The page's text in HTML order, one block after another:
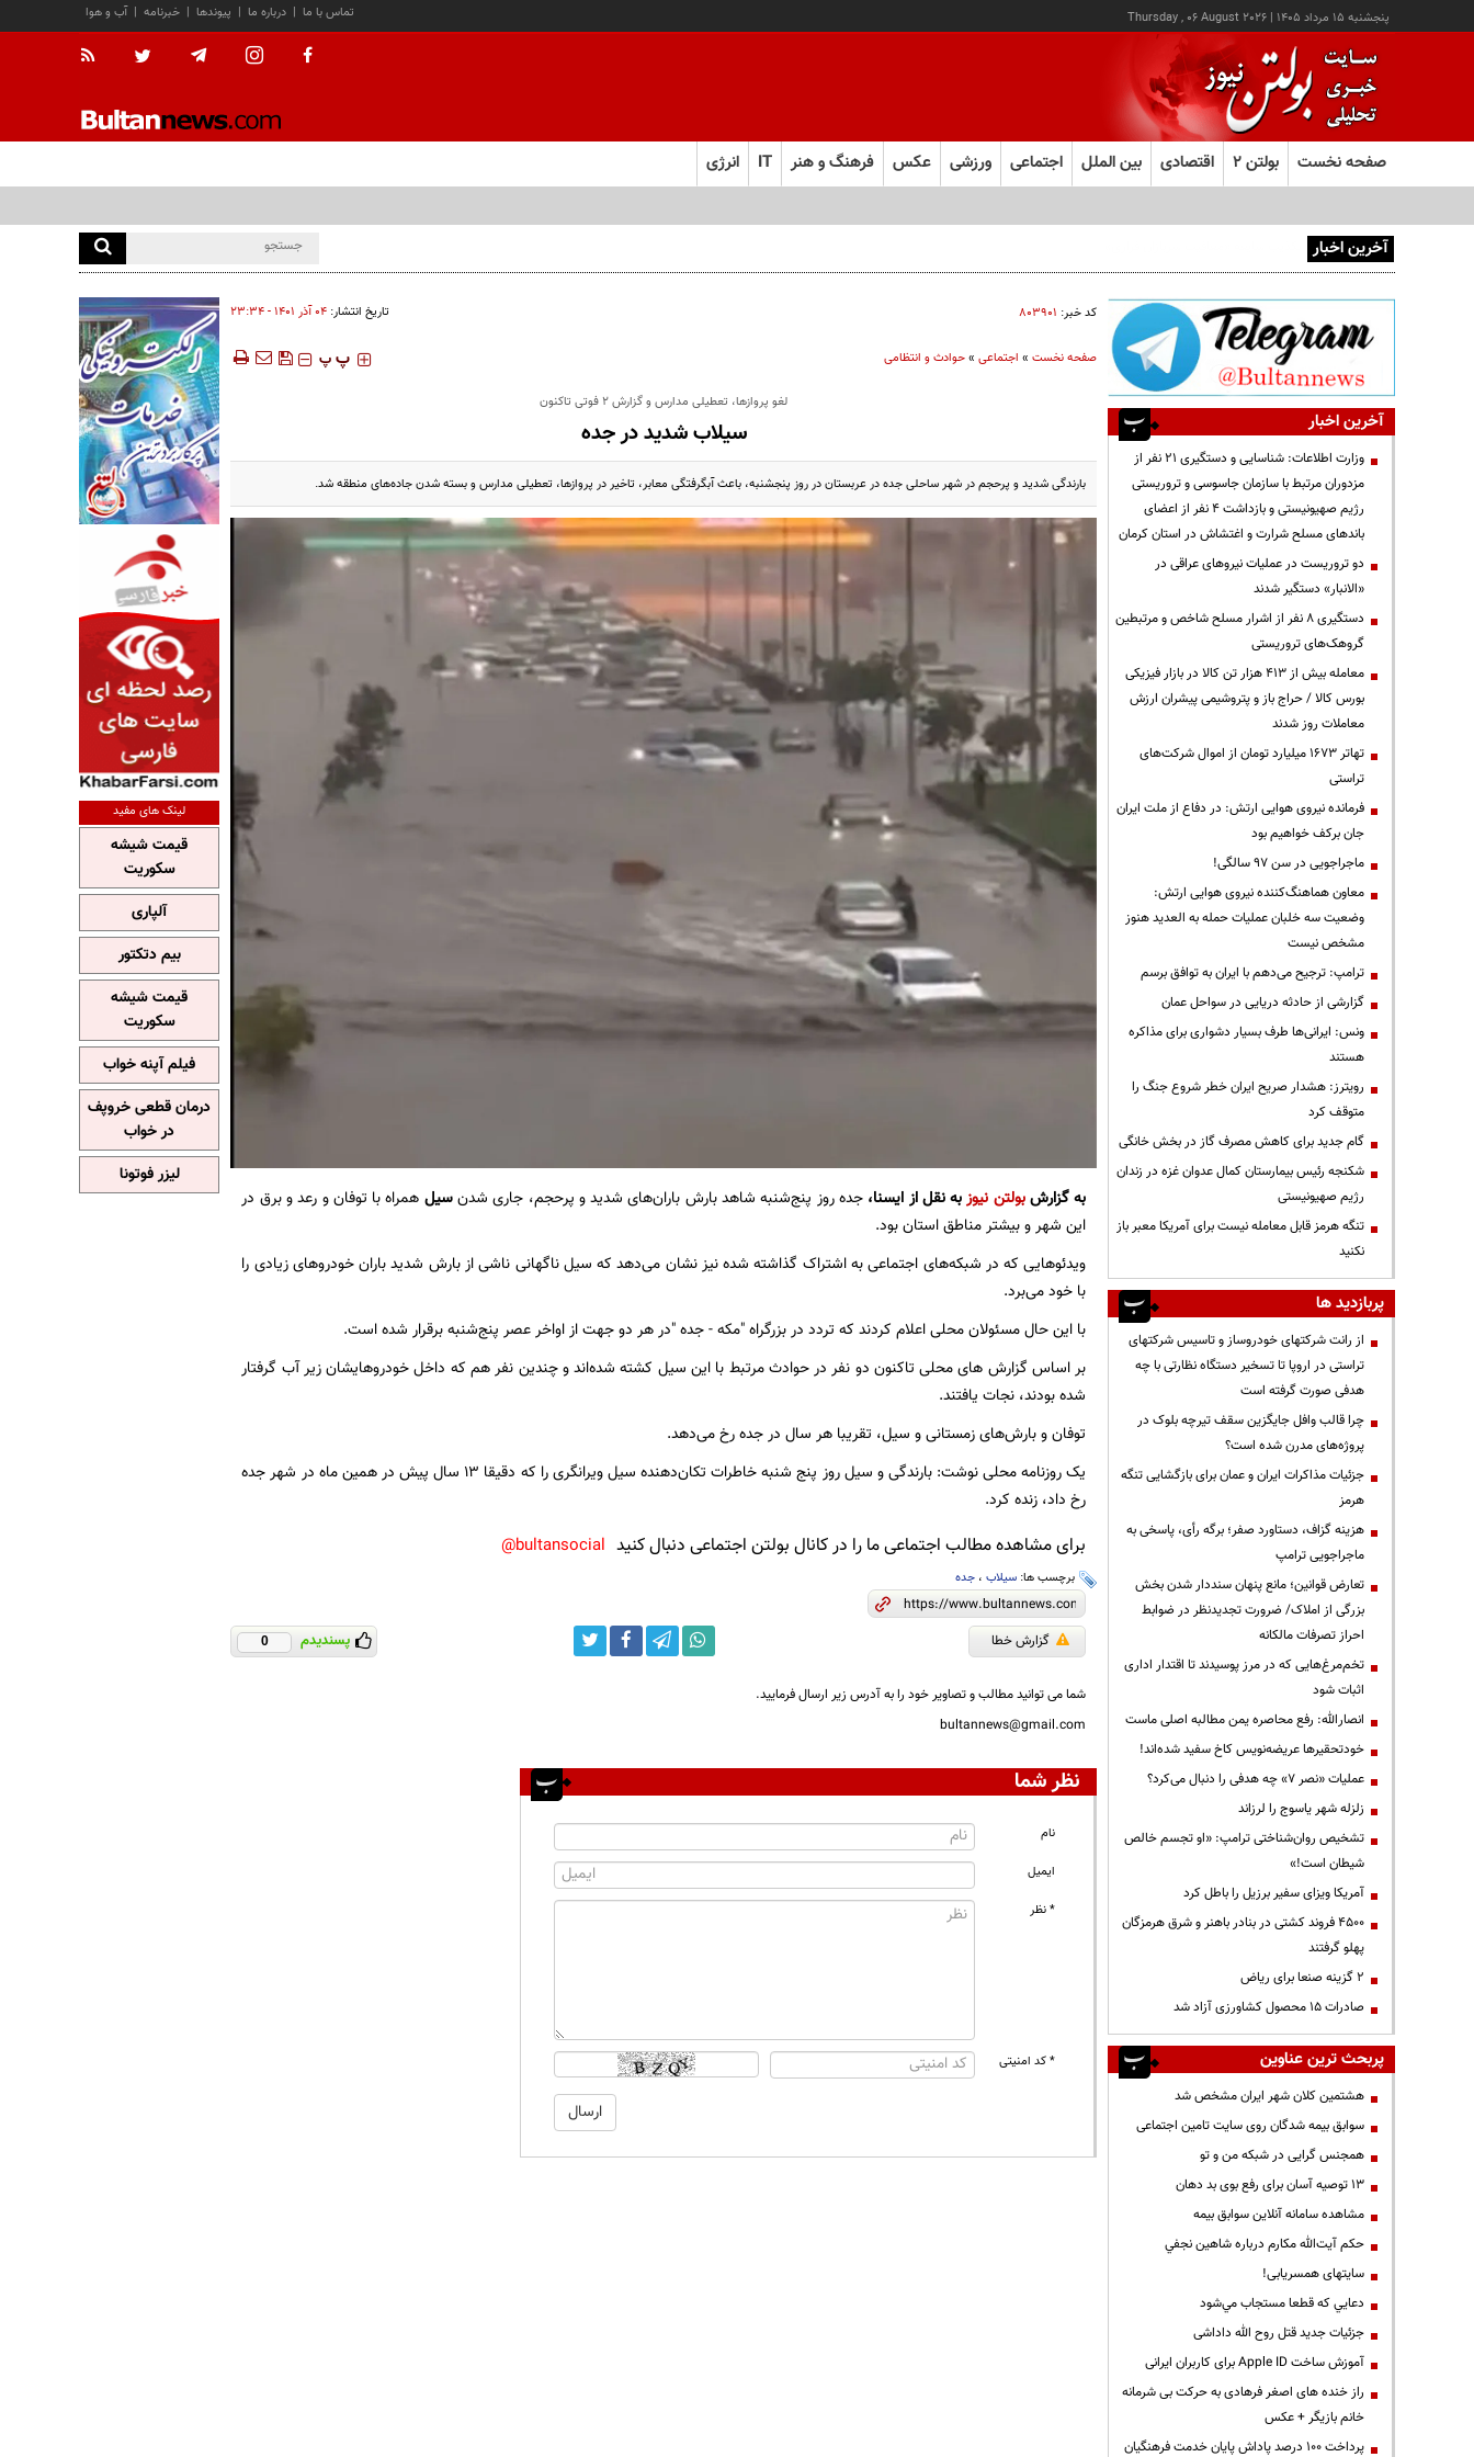
پنجشنبه ۱۵ مرداد ۱۴۰۵ |
Thursday , 06 August 2026 آب و هوا | خبرنامه | پیوندها | درباره ما | تماس با ما
صفحه نخست بولتن ۲ اقتصادی بین الملل اجتماعی ورزشی عکس فرهنگ و هنر IT انرژی
آخرین اخبار
کد خبر: ۸۰۳۹۰۱ تاریخ انتشار: ۰۴ آذر ۱۴۰۱ - ۲۳:۳۴
صفحه نخست» اجتماعی»حوادث و انتظامی ‍‍‍ پ پ
لغو پروازها، تعطیلی مدارس و گزارش ۲ فوتی تاکنون
سیلاب شدید در جده
بارندگی شدید و پرحجم در شهر ساحلی جده در عربستان در روز پنجشنبه، باعث آبگرفتگی معابر، تاخیر در پروازها، تعطیلی مدارس و بسته شدن جاده‌های منطقه شد.
به گزارشبولتن نیوزبه نقل از ایسنا، جده روز پنج‌شنبه شاهد بارش باران‌های شدید و پرحجم، جاری شدنسیل همراه با توفان و رعد و برق در
این شهر و بیشتر مناطق استان بود.
ویدئوهایی که در شبکه‌های اجتماعی به اشتراک گذاشته شده نیز نشان می‌دهد که سیل ناگهانی ناشی از بارش شدید باران خودروهای زیادی را
با خود می‌برد.
با این حال مسئولان محلی اعلام کردند که تردد در بزرگراه "مکه - جده "در هر دو جهت از اواخر عصر پنج‌شنبه برقرار شده است.
بر اساس گزارش های محلی تاکنون دو نفر در حوادث مرتبط با این سیل کشته شده‌اند و چندین نفر هم که داخل خودروهایشان زیر آب گرفتار
شده بودند، نجات یافتند.
توفان و بارش‌های زمستانی و سیل، تقریبا هر سال در جده رخ می‌دهد.
یک روزنامه محلی نوشت: بارندگی و سیل روز پنج شنبه خاطرات تکان‌دهنده سیل ویرانگری را که دقیقا ۱۳ سال پیش در همین ماه در شهر جده
رخ داد،‌ زنده کرد.
برای مشاهده مطالب اجتماعی ما را در کانال بولتن اجتماعی دنبال کنید bultansocial@
برچسب ها: سیلاب، جده
گزارش خطا پسندیدم 0
شما می توانید مطالب و تصاویر خود را به آدرس زیر ارسال فرمایید.
bultannews@gmail.com
نظر شما
نام
ایمیل
* نظر
* کد امنیتی
آخرین اخبار
وزارت اطلاعات: شناسایی و دستگیری ۲۱ نفر از
مزدوران مرتبط با سازمان جاسوسی و تروریستی
رژیم صهیونیستی و بازداشت ۴ نفر از اعضای
باندهای مسلح شرارت و اغتشاش در استان کرمان
دو تروریست در عملیات نیروهای عراقی در
«الانبار» دستگیر شدند
دستگیری ۸ نفر از اشرار مسلح شاخص و مرتبطین
گروهک‌های تروریستی
معامله بیش از ۴۱۳ هزار تن کالا در بازار فیزیکی
بورس کالا / حراج باز و پتروشیمی پیشران ارزش
معاملات روز شدند
تهاتر ۱۶۷۳ میلیارد تومان از اموال شرکت‌های
تراستی
فرمانده نیروی هوایی ارتش: در دفاع از ملت ایران
جان برکف خواهیم بود
ماجراجویی در سن ۹۷ سالگی!
معاون هماهنگ‌کننده نیروی هوایی ارتش:
وضعیت سه خلبان عملیات حمله به العدید هنوز
مشخص نیست
ترامپ: ترجیح می‌دهم با ایران به توافق برسم
گزارشی از حادثه دریایی در سواحل عمان
ونس: ایرانی‌ها طرف بسیار دشواری برای مذاکره
هستند
رویترز: هشدار صریح ایران خطر شروع جنگ را
متوقف کرد
گام جدید برای کاهش مصرف گاز در بخش خانگی
شکنجه رئیس بیمارستان کمال عدوان غزه در زندان
رژیم صهیونیستی
تنگه هرمز قابل معامله نیست برای آمریکا معبر باز
نکنید
پربازدید ها
از رانت‌ شرکتهای خودروساز و تاسیس شرکتهای
تراستی در اروپا تا تسخیر دستگاه نظارتی با چه
هدفی صورت گرفته است
چرا قالب وافل جایگزین سقف تیرچه بلوک در
پروژه‌های مدرن شده است؟
جزئیات مذاکرات ایران و عمان برای بازگشایی تنگه
هرمز
هزینه گزاف، دستاورد صفر؛ برگه رأی، پاسخی به
ماجراجویی ترامپ
تعارض قوانین؛ مانع پنهان سنددار شدن بخش
بزرگی از املاک/ ضرورت تجدیدنظر در ضوابط
احراز تصرفات مالکانه
تخم‌مرغ‌هایی که در مرز پوسیدند تا اقتدار اداری
اثبات شود
انصارالله: رفع محاصره یمن مطالبه اصلی ماست
خودتحقیرها عریضه‌نویس کاخ سفید شده‌اند!
عملیات «نصر ۷» چه هدفی را دنبال می‌کرد؟
زلزله شهر یاسوج را لرزاند
تشخیص روان‌شناختی ترامپ: «او تجسم خالص
شیطان است!»
آمریکا ویزای سفیر برزیل را باطل کرد
۴۵۰۰ فروند کشتی در بنادر باهنر و شرق هرمزگان
پهلو گرفتند
۲ گزینه صنعا برای ریاض
صادرات ۱۵ محصول کشاورزی آزاد شد
پربحث ترین عناوین
هشتمین کلان شهر ایران مشخص شد
سوابق بیمه شدگان روی سایت تامین اجتماعی
همجنس گرایی در شبکه من و تو
13 توصیه آسان برای رفع بوی بد دهان
مشاهده سامانه آنلاين سوابق بیمه
حكم آيت‌الله مكارم درباره شاهين نجفي
سایتهای همسریابی!
دعايي كه قطعا مستجاب مي‌شود
جزئیات جدید قتل روح الله داداشی
آموزش ساخت Apple ID برای کاربران ایرانی
راز خنده های اصغر فرهادی به حرکت بی شرمانه
خانم بازیگر + عکس
پرداخت ۱۰۰ درصد پاداش پایان خدمت فرهنگیان
لینک های مفید
قیمت شیشه
سکوریت
آلپاری
بیم دتکتور
قیمت شیشه
سکوریت
فیلم آپنه خواب
درمان قطعی خروپف
در خواب
لیزر فوتونا